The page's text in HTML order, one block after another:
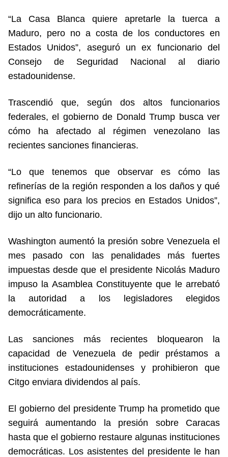
“La Casa Blanca quiere apretarle la tuerca a
Maduro, pero no a costa de los conductores en
Estados Unidos”, aseguró un ex funcionario del
Consejo de Seguridad Nacional al diario
estadounidense.
Trascendió que, según dos altos funcionarios
federales, el gobierno de Donald Trump busca ver
cómo ha afectado al régimen venezolano las
recientes sanciones financieras.
“Lo que tenemos que observar es cómo las
refinerías de la región responden a los daños y qué
significa eso para los precios en Estados Unidos”,
dijo un alto funcionario.
Washington aumentó la presión sobre Venezuela el
mes pasado con las penalidades más fuertes
impuestas desde que el presidente Nicolás Maduro
impuso la Asamblea Constituyente que le arrebató
la autoridad a los legisladores elegidos
democráticamente.
Las sanciones más recientes bloquearon la
capacidad de Venezuela de pedir préstamos a
instituciones estadounidenses y prohibieron que
Citgo enviara dividendos al país.
El gobierno del presidente Trump ha prometido que
seguirá aumentando la presión sobre Caracas
hasta que el gobierno restaure algunas instituciones
democráticas. Los asistentes del presidente le han